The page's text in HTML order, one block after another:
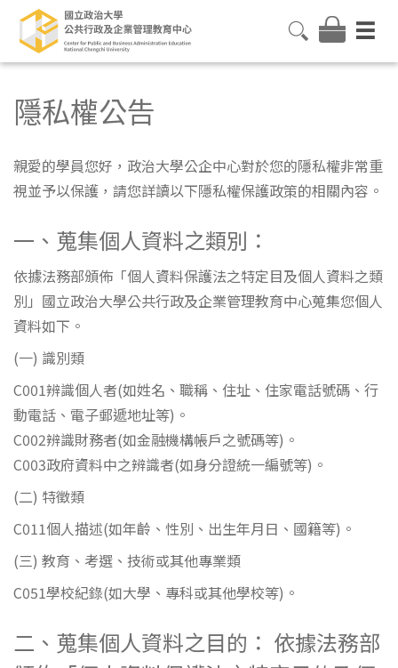
隱私權公告
親愛的學員您好，政治大學公企中心對於您的隱私權非常重
視並予以保護，請您詳讀以下隱私權保護政策的相關內容。
一、蒐集個人資料之類別：
依據法務部頒佈「個人資料保護法之特定目及個人資料之類
別」國立政治大學公共行政及企業管理教育中心蒐集您個人
資料如下。
(一) 識別類
C001辨識個人者(如姓名、職稱、住址、住家電話號碼、行
動電話、電子郵遞地址等)。
C002辨識財務者(如金融機構帳戶之號碼等)。
C003政府資料中之辨識者(如身分證統一編號等)。
(二) 特徵類
C011個人描述(如年齡、性別、出生年月日、國籍等)。
(三) 教育、考選、技術或其他專業類
C051學校紀錄(如大學、專科或其他學校等)。
二、蒐集個人資料之目的： 依據法務部